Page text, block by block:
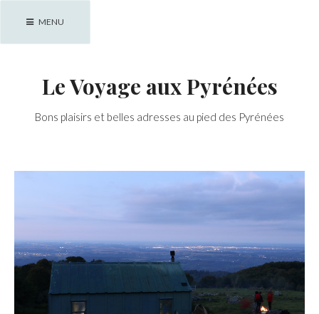
MENU
Le Voyage aux Pyrénées
Bons plaisirs et belles adresses au pied des Pyrénées